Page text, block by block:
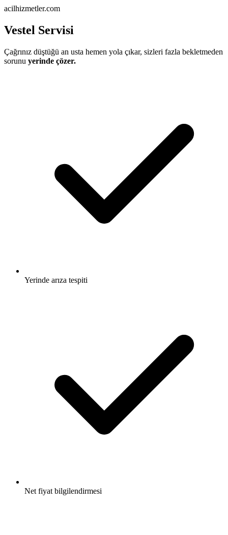
acilhizmetler.com
Vestel Servisi
Çağrınız düştüğü an usta hemen yola çıkar, sizleri fazla bekletmeden
sorunu yerinde çözer.
Yerinde arıza tespiti
Net fiyat bilgilendirmesi